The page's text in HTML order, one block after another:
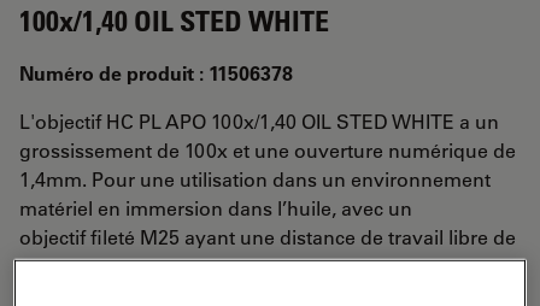
100x/1,40 OIL STED WHITE
Numéro de produit : 11506378
L'objectif HC PL APO 100x/1,40 OIL STED WHITE a un
grossissement de 100x et une ouverture numérique de
1,4mm. Pour une utilisation dans un environnement
matériel en immersion dans l’huile, avec un
objectif fileté M25 ayant une distance de travail libre de
0,13 mm et un NC (numéro de champ) de 25.